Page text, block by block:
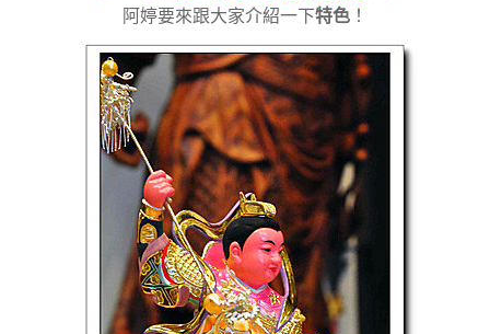
阿婷要來跟大家介紹一下特色 ！